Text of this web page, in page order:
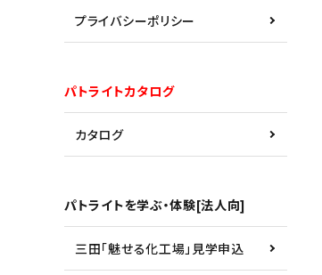
プライバシーポリシー
パトライトカタログ
カタログ
パトライトを学ぶ・体験[法人向]
三田「魅せる化工場」見学申込